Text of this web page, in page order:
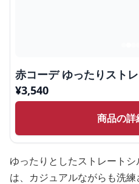
赤コーデ ゆったりスト
¥3,540
商品の詳
ゆったりとしたストレート
は、カジュアルながらも洗